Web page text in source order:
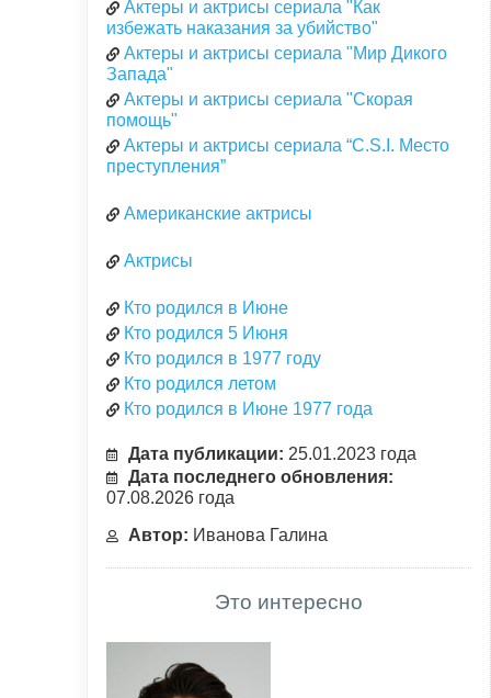
Актеры и актрисы сериала "Как
избежать наказания за убийство"
Актеры и актрисы сериала "Мир Дикого
Запада"
Актеры и актрисы сериала "Скорая
помощь"
Актеры и актрисы сериала “C.S.I. Место
преступления”
Американские актрисы
Актрисы
Кто родился в Июне
Кто родился 5 Июня
Кто родился в 1977 году
Кто родился летом
Кто родился в Июне 1977 года
Дата публикации: 25.01.2023 года
Дата последнего обновления:
07.08.2026 года
Автор: Иванова Галина
Это интересно